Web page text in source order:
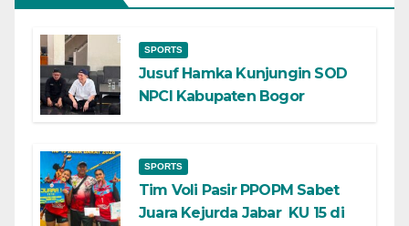
SPORTS
Jusuf Hamka Kunjungin SOD
NPCI Kabupaten Bogor
SPORTS
Tim Voli Pasir PPOPM Sabet
Juara Kejurda Jabar KU 15 di